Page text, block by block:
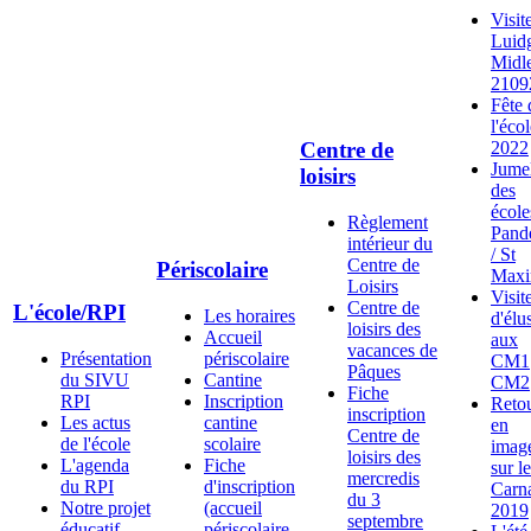
L'école/RPI
Présentation
du SIVU
RPI
Les actus
de l'école
L'agenda
du RPI
Notre projet
Périscolaire
Les horaires
Accueil
périscolaire
Cantine
Inscription
cantine
scolaire
Fiche
d'inscription
(accueil
Centre de
loisirs
Règlement
intérieur du
Centre de
Loisirs
Centre de
loisirs des
vacances de
Pâques
Fiche
inscription
Centre de
loisirs des
mercredis
du 3
septembre
Fête
2022
des
/ St
aux
CM1
CM2
en
sur le
2019